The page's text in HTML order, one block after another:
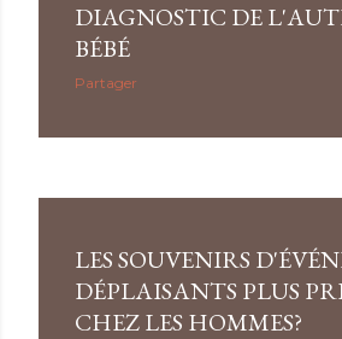
DIAGNOSTIC DE
BÉBÉ
Partager
LES SOUVENIRS
DÉPLAISANTS PLUS
CHEZ LES HOMMES?